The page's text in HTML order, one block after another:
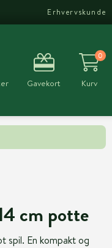
Erhvervskunde
Gavekort
0
Kurv
cm potte
spil. En kompakt og